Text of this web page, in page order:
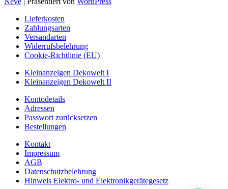
Lieferkosten
Zahlungsarten
Versandarten
Widerrufsbelehrung
Cookie-Richtlinie (EU)
Kleinanzeigen Dekowelt I
Kleinanzeigen Dekowelt II
Kontodetails
Adressen
Passwort zurücksetzen
Bestellungen
Kontakt
Impressum
AGB
Datenschutzbelehrung
Hinweis Elektro- und Elektronikgerätegesetz